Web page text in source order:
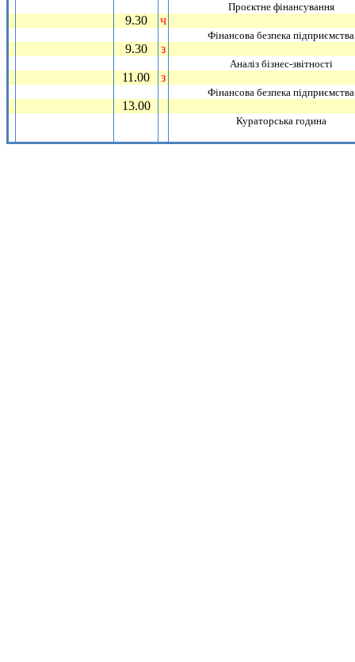
Проєктне фiнансування
9.30 ч
Фiнансова безпека пiдприємства
9.30 з
Аналiз бiзнес-звiтностi
11.00 з
Фiнансова безпека пiдприємства
13.00
Кураторська година